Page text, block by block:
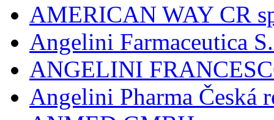
AMERICAN WAY CR
Angelini Farmaceutica
ANGELINI
Angelini Pharma Česká